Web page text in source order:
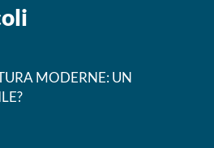
MODERNE: UN